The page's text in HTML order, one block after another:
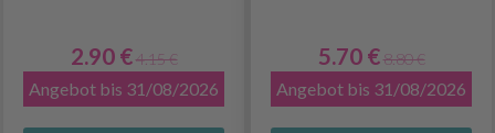
2.90 € 4.15 €
Angebot bis 31/08/2026
5.70 € 8.80 €
Angebot bis 31/08/2026